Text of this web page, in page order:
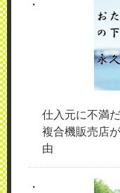
仕入元に不満
複合機販売店
由